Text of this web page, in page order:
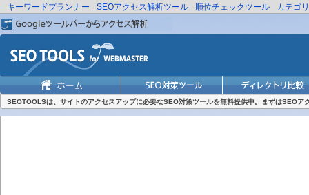
キーワードプランナー SEOアクセス解析ツール 順位チェックツール カテゴ
SEOTOOLSは、サイトのアクセスアップに必要なSEO対策ツールを無料提供中。まずはSEOア